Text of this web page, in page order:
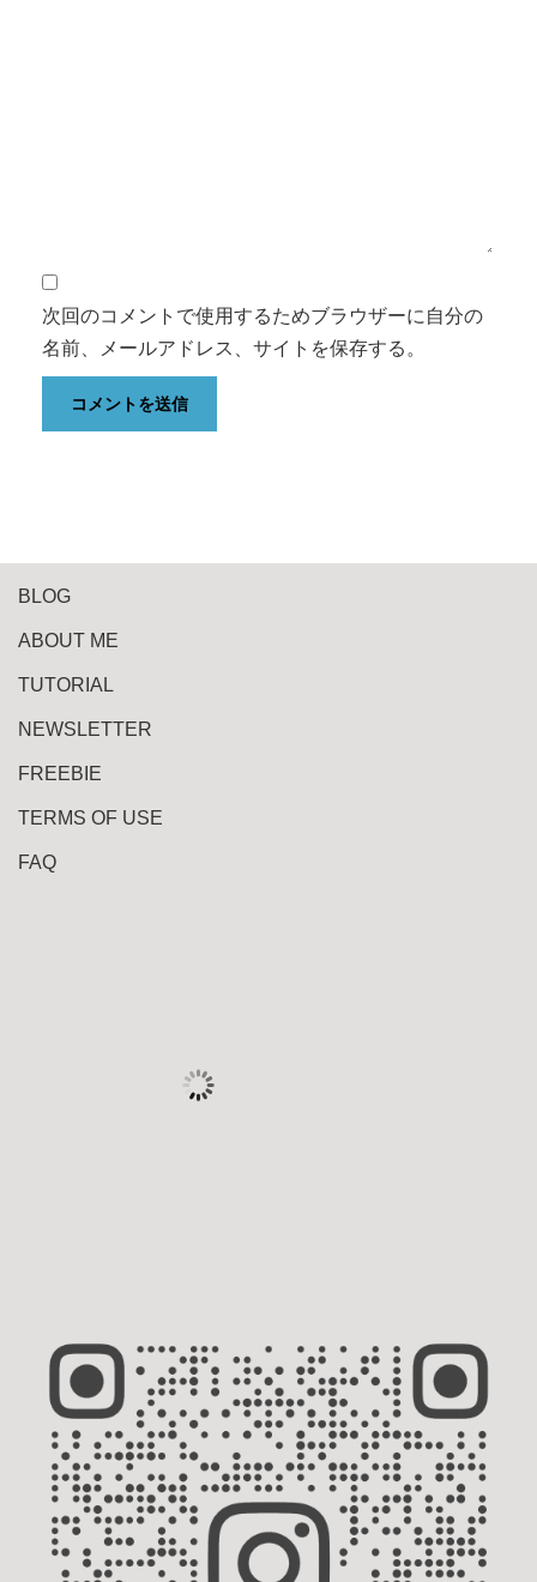
次回のコメントで使用するためブラウザーに自分の
名前、メールアドレス、サイトを保存する。
BLOG
ABOUT ME
TUTORIAL
NEWSLETTER
FREEBIE
TERMS OF USE
FAQ